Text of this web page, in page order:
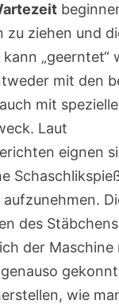
zu ziehen und
„geerntet“
mit den
mit
Laut
eignen
des
der Maschine
wie